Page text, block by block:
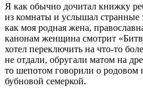
Я как обычно дочитал книжку
из комнаты и услышал странные
как моя родная жена,
канонам женщина смотрит
хотел переключить на что-то
не отдали, обругали матом на
то шепотом говорили о родовом
бубновой семеркой.